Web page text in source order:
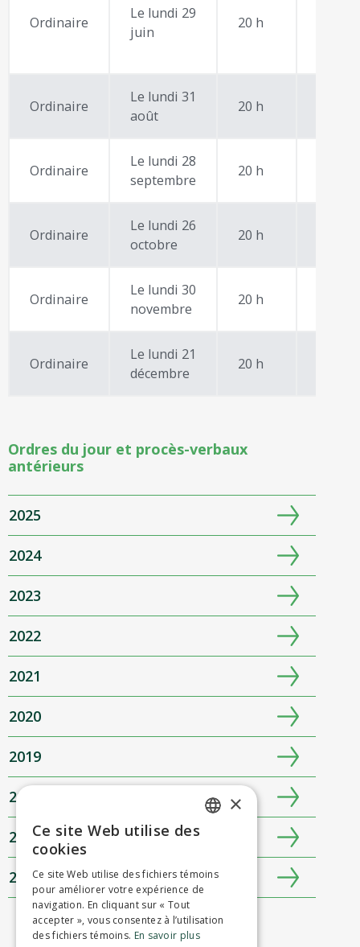
Ordinaire
Le lundi 29
juin
20 h
Ordinaire
Le lundi 31
août
20 h
Ordinaire
Le lundi 28
septembre
20 h
Ordinaire
Le lundi 26
octobre
20 h
Ordinaire
Le lundi 30
novembre
20 h
Ordinaire
Le lundi 21
décembre
20 h
Ordres du jour et procès-verbaux
antérieurs
2025
2024
2023
2022
2021
2020
2019
2018
2017
2016
×
Ce site Web utilise des
cookies
Ce site Web utilise des fichiers témoins
pour améliorer votre expérience de
navigation. En cliquant sur « Tout
accepter », vous consentez à l’utilisation
des fichiers témoins. En savoir plus